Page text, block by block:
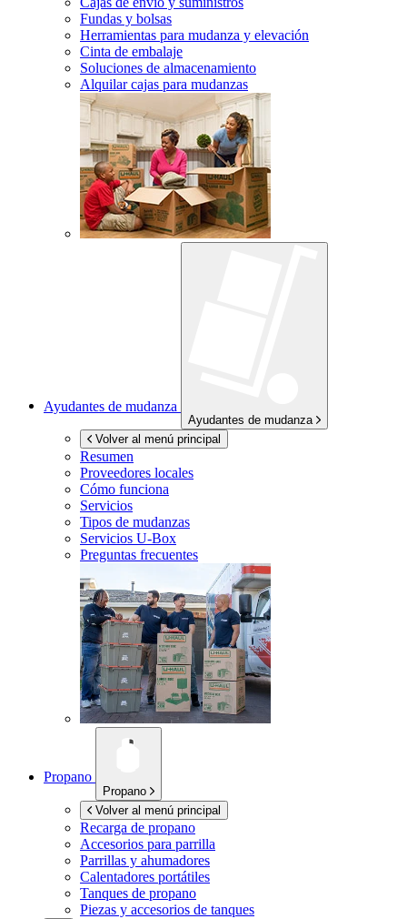
Fundas y bolsas
Herramientas para mudanza y elevación
Cinta de embalaje
Soluciones de almacenamiento
Alquilar cajas para mudanzas
Ayudantes de mudanza
Ayudantes de mudanza
Volver al menú principal
Resumen
Proveedores locales
Cómo funciona
Servicios
Tipos de mudanzas
Servicios U-Box
Preguntas frecuentes
Propano
Propano
Volver al menú principal
Recarga de propano
Accesorios para parrilla
Parrillas y ahumadores
Calentadores portátiles
Tanques de propano
Piezas y accesorios de tanques